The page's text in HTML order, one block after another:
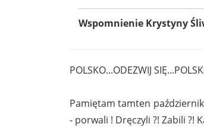
Wspomnienie Krystyny
POLSKO...ODEZWIJ
Pamiętam tamten
- porwali ! Dręczyli ?! Zabili ?!